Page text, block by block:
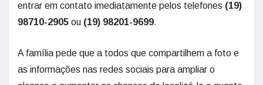
entrar em contato imediatamente pelos telefones (19)
98710-2905 ou (19) 98201-9699.
A família pede que a todos que compartilhem a foto e
as informações nas redes sociais para ampliar o